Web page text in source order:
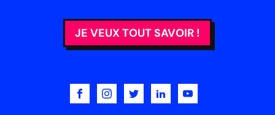
JE VEUX TOUT SAVOIR !